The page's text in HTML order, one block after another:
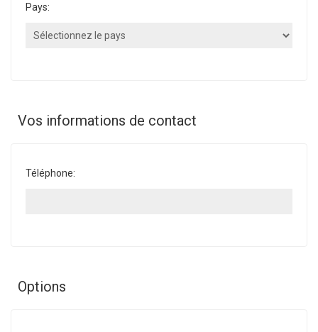
Pays:
Vos informations de contact
Téléphone:
Options